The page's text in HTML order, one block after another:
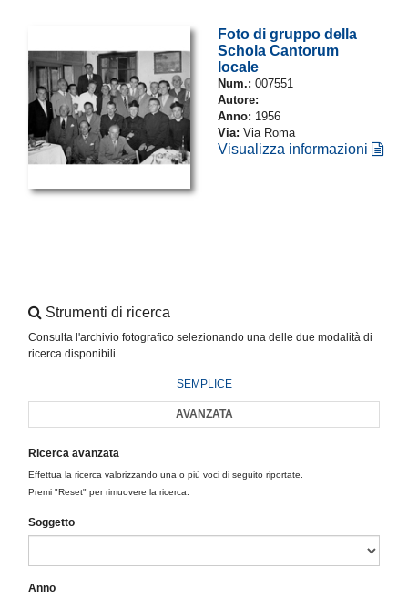
Foto di gruppo della
Schola Cantorum
locale
Num.: 007551
Autore:
Anno: 1956
Via: Via Roma
Visualizza informazioni
Strumenti di ricerca
Consulta l'archivio fotografico selezionando una delle due modalità di
ricerca disponibili.
SEMPLICE
AVANZATA
Ricerca avanzata
Effettua la ricerca valorizzando una o più voci di seguito riportate.
Premi "Reset" per rimuovere la ricerca.
Soggetto
Anno